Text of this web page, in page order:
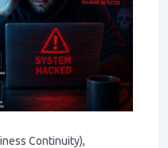
Continuity)